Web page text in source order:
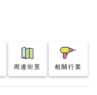
周邊街景 相關行業